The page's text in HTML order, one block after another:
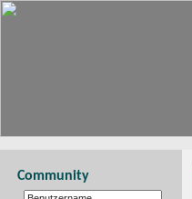
Community